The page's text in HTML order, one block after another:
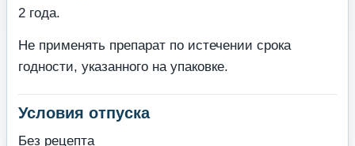
2 года.
Не применять препарат по истечении срока
годности, указанного на упаковке.
Условия отпуска
Без рецепта